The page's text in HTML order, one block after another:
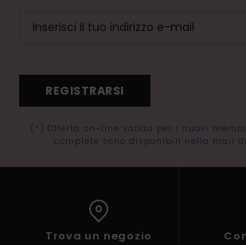
REGISTRARSI
(*) Offerta on-line valida per i nuovi
complete sono disponibili nella mail
Trova un negozio